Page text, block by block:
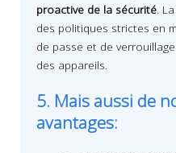
proactive de la sécurité.
des politiques strictes en
de passe et de
des appareils.
5. Mais aussi de
avantages: